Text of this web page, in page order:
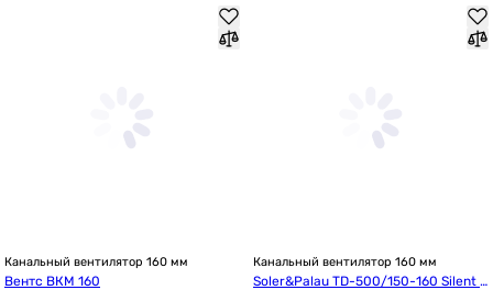
Канальный вентилятор 160 мм
Вентс ВКМ 160
Канальный вентилятор 160 мм
Soler&Palau TD-500/150-160 Silent T